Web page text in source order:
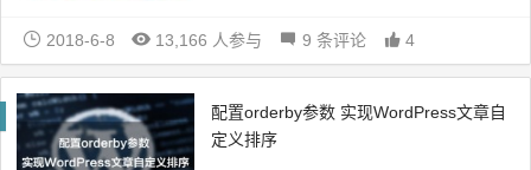
2018-6-8 13,166 人参与 9 条评论 4
配置orderby参数 实现WordPress文章自
定义排序